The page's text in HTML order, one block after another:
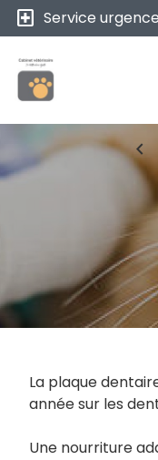
local_hospital Service
chevron_left
La plaque
année sur les
Une nourriture